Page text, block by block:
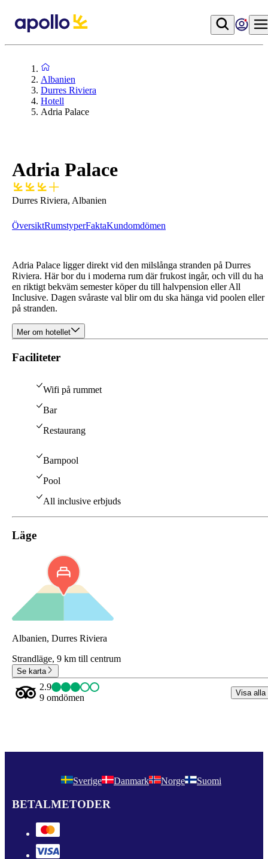
Albanien
Durres Riviera
Hotell
Adria Palace
Adria Palace
Durres Riviera, Albanien
ÖversiktRumstyperFaktaKundomdömen
Adria Palace ligger direkt vid den milslånga stranden på Durres
Riviera. Här bor du i moderna rum där frukost ingår, och vill du ha
en riktigt bekväm semester köper du till halvpension eller All
Inclusive. Dagen svåraste val blir om du ska hänga vid poolen eller
på stranden.
Mer om hotellet
Faciliteter
Wifi på rummet
Bar
Restaurang
Barnpool
Pool
All inclusive erbjuds
Läge
Albanien, Durres Riviera
Strandläge, 9 km till centrum
Se karta
2.9
9 omdömen
Visa alla
Sverige Danmark Norge Suomi
BETALMETODER